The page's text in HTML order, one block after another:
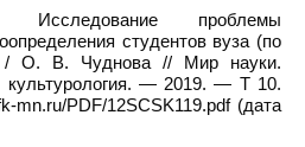
Исследование проблемы
студентов вуза (по
/ О. В. Чуднова // Мир науки.
культурология. — 2019. — Т 10.
PDF/12SCSK119.pdf (дата